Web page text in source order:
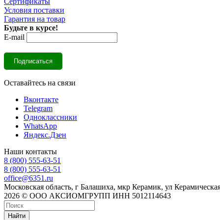
Условия поставки
Гарантия на товар
Будьте в курсе!
E-mail
Оставайтесь на связи
Вконтакте
Telegram
Одноклассники
WhatsApp
Яндекс.Дзен
Наши контакты
8 (800) 555-63-51
8 (800) 555-63-51
office@6351.ru
Московская область, г Балашиха, мкр Керамик, ул
2026 © ООО АКСИОМГРУПП ИНН 5012114643
Найти